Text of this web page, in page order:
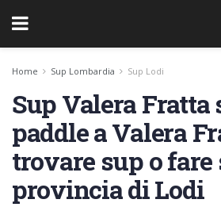
Home Sup Lombardia Sup Lodi
Sup Valera Fratta
paddle a Valera
trovare sup o
provincia di Lodi